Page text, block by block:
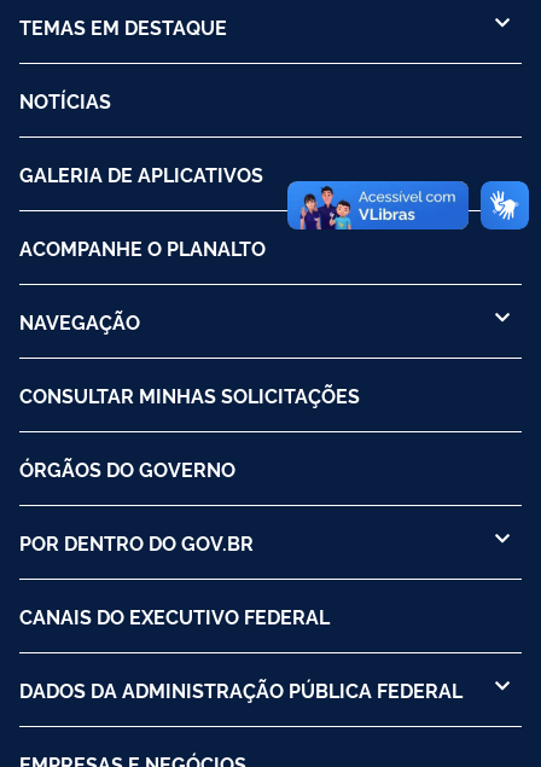
TEMAS EM DESTAQUE
NOTÍCIAS
GALERIA DE APLICATIVOS
ACOMPANHE O PLANALTO
NAVEGAÇÃO
CONSULTAR MINHAS SOLICITAÇÕES
ÓRGÃOS DO GOVERNO
POR DENTRO DO GOV.BR
CANAIS DO EXECUTIVO FEDERAL
DADOS DA ADMINISTRAÇÃO PÚBLICA FEDERAL